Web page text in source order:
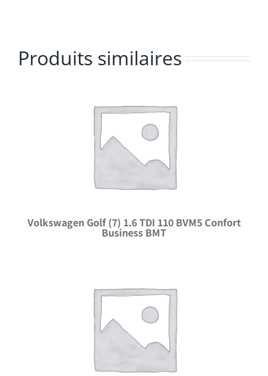
Produits similaires
Volkswagen Golf (7) 1.6 TDI 110 BVM5 Confort
Business BMT